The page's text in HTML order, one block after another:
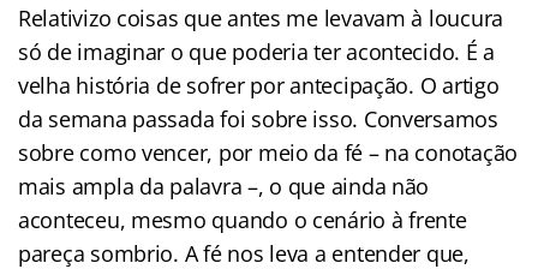
Relativizo coisas que antes me levavam à loucura
só de imaginar o que poderia ter acontecido. É a
velha história de sofrer por antecipação. O artigo
da semana passada foi sobre isso. Conversamos
sobre como vencer, por meio da fé – na conotação
mais ampla da palavra –, o que ainda não
aconteceu, mesmo quando o cenário à frente
pareça sombrio. A fé nos leva a entender que,